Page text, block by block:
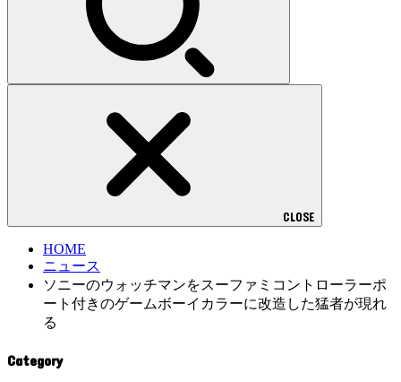
CLOSE
HOME
ニュース
ソニーのウォッチマンをスーファミコントローラーポ
ート付きのゲームボーイカラーに改造した猛者が現れ
る
Category